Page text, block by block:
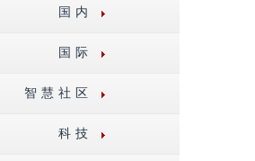
国内
国际
智慧社区
科技